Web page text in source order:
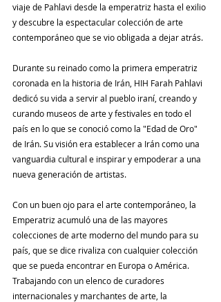
viaje de Pahlavi desde la emperatriz hasta el exilio
y descubre la espectacular colección de arte
contemporáneo que se vio obligada a dejar atrás.
Durante su reinado como la primera emperatriz
coronada en la historia de Irán, HIH Farah Pahlavi
dedicó su vida a servir al pueblo iraní, creando y
curando museos de arte y festivales en todo el
país en lo que se conoció como la "Edad de Oro"
de Irán. Su visión era establecer a Irán como una
vanguardia cultural e inspirar y empoderar a una
nueva generación de artistas.
Con un buen ojo para el arte contemporáneo, la
Emperatriz acumuló una de las mayores
colecciones de arte moderno del mundo para su
país, que se dice rivaliza con cualquier colección
que se pueda encontrar en Europa o América.
Trabajando con un elenco de curadores
internacionales y marchantes de arte, la